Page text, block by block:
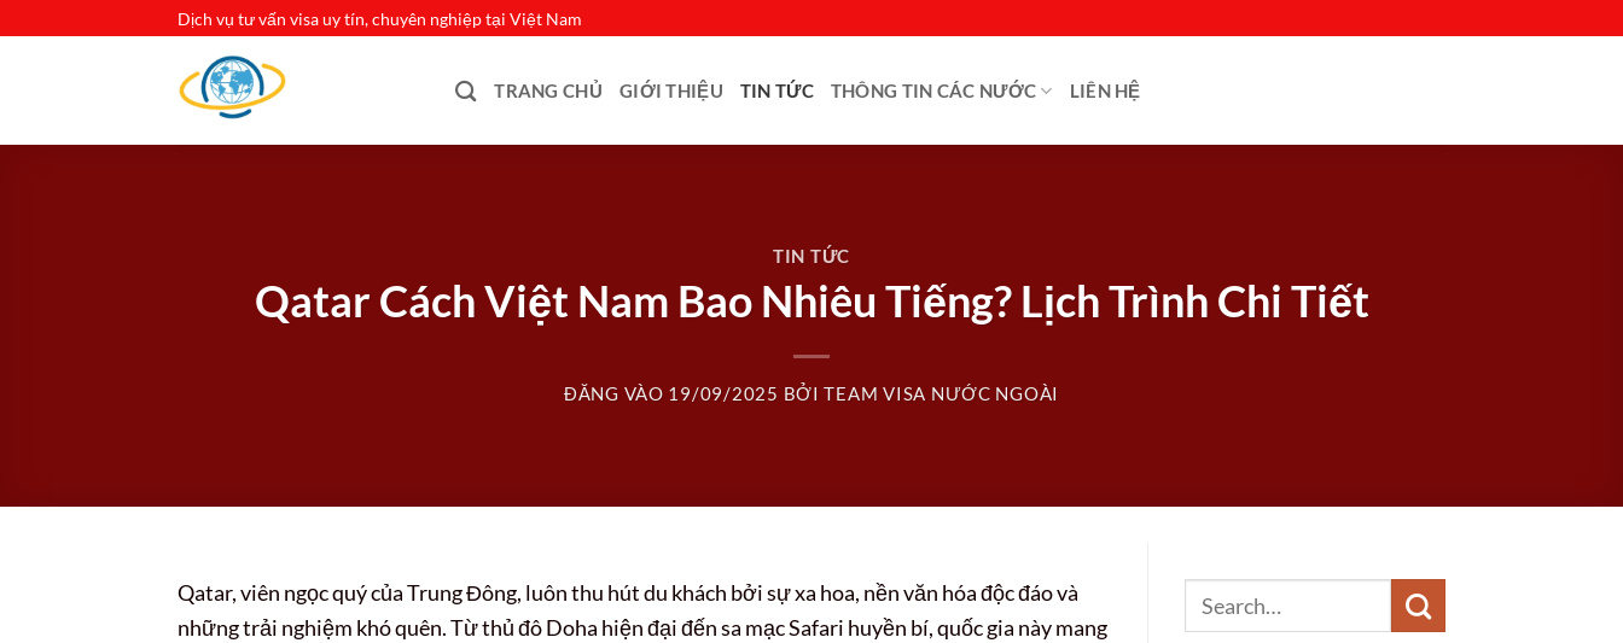
Dịch vụ tư vấn visa uy tín, chuyên nghiệp tại Việt Nam
TRANG CHỦ GIỚI THIỆU TIN TỨC THÔNG TIN CÁC NƯỚC LIÊN HỆ
TIN TỨC
Qatar Cách Việt Nam Bao Nhiêu Tiếng? Lịch Trình Chi Tiết
ĐĂNG VÀO 19/09/2025 BỞITEAM VISA NƯỚC NGOÀI
Qatar, viên ngọc quý của Trung Đông, luôn thu hút du khách bởi sự xa hoa, nền văn hóa độc đáo và
những trải nghiệm khó quên. Từ thủ đô Doha hiện đại đến sa mạc Safari huyền bí, quốc gia này mang